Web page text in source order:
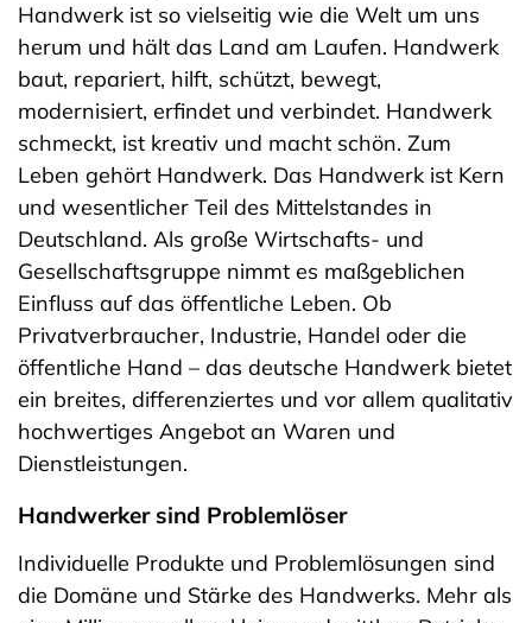
Handwerk ist so vielseitig wie die Welt um uns
herum und hält das Land am Laufen. Handwerk
baut, repariert, hilft, schützt, bewegt,
modernisiert, erfindet und verbindet. Handwerk
schmeckt, ist kreativ und macht schön. Zum
Leben gehört Handwerk. Das Handwerk ist Kern
und wesentlicher Teil des Mittelstandes in
Deutschland. Als große Wirtschafts- und
Gesellschaftsgruppe nimmt es maßgeblichen
Einfluss auf das öffentliche Leben. Ob
Privatverbraucher, Industrie, Handel oder die
öffentliche Hand – das deutsche Handwerk bietet
ein breites, differenziertes und vor allem qualitativ
hochwertiges Angebot an Waren und
Dienstleistungen.
Handwerker sind Problemlöser
Individuelle Produkte und Problemlösungen sind
die Domäne und Stärke des Handwerks. Mehr als